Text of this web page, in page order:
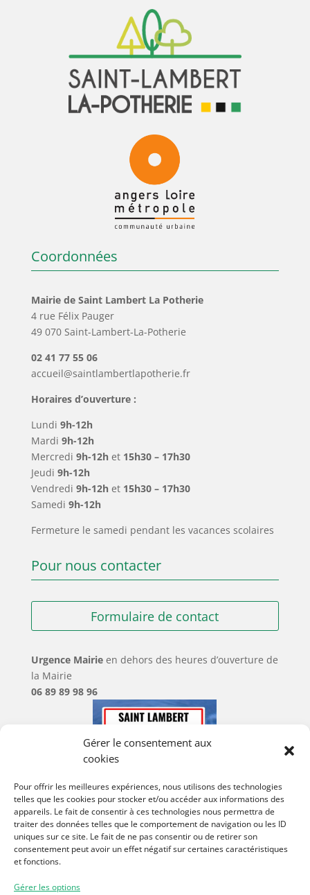
Gérer le consentement aux
cookies
Pour offrir les meilleures expériences, nous utilisons des technologies
telles que les cookies pour stocker et/ou accéder aux informations des
appareils. Le fait de consentir à ces technologies nous permettra de
traiter des données telles que le comportement de navigation ou les ID
uniques sur ce site. Le fait de ne pas consentir ou de retirer son
consentement peut avoir un effet négatif sur certaines caractéristiques
et fonctions.
Gérer les options
Coordonnées
Mairie de Saint Lambert La Potherie
4 rue Félix Pauger
49 070 Saint-Lambert-La-Potherie
02 41 77 55 06
accueil@saintlambertlapotherie.fr
Horaires d’ouverture :
Lundi 9h-12h
Mardi 9h-12h
Mercredi 9h-12h et 15h30 – 17h30
Jeudi 9h-12h
Vendredi 9h-12h et 15h30 – 17h30
Samedi 9h-12h
Fermeture le samedi pendant les vacances scolaires
Pour nous contacter
Formulaire de contact
Urgence Mairie en dehors des heures d’ouverture de
la Mairie
06 89 89 98 96